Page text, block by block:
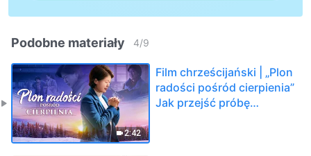
Podobne materiały 4/9
2:42
Film chrześcijański | „Plon
radości pośród cierpienia”
Jak przejść próbę